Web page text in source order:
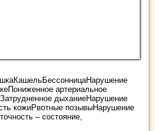
артериальное
дыханиеНарушение
кожиРвотные позывыНарушение
– состояние,